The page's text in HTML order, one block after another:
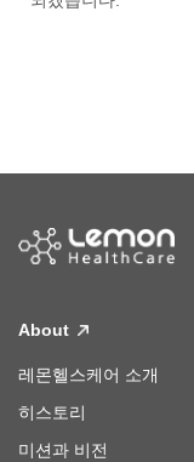
About
레몬헬스케어 소개
히스토리
미션과 비전